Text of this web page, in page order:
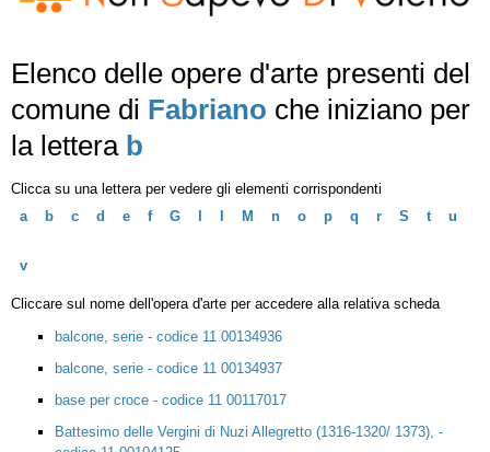
Elenco delle opere d'arte presenti del
comune di Fabriano che iniziano per
la lettera b
Clicca su una lettera per vedere gli elementi corrispondenti
a
b c d e f G M n o p q r S t u
v
Cliccare sul nome dell'opera d'arte per accedere alla relativa scheda
balcone, serie - codice 11 00134936
balcone, serie - codice 11 00134937
base per croce - codice 11 00117017
Battesimo delle Vergini di Nuzi Allegretto (1316-1320/ 1373), -